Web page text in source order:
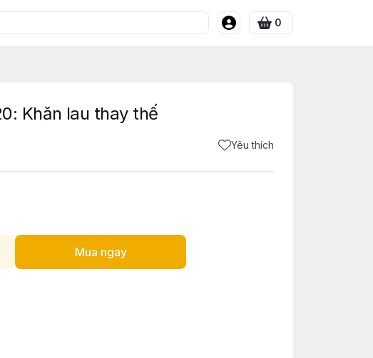
0
Khăn lau thay thế
Yêu thích
Mua ngay